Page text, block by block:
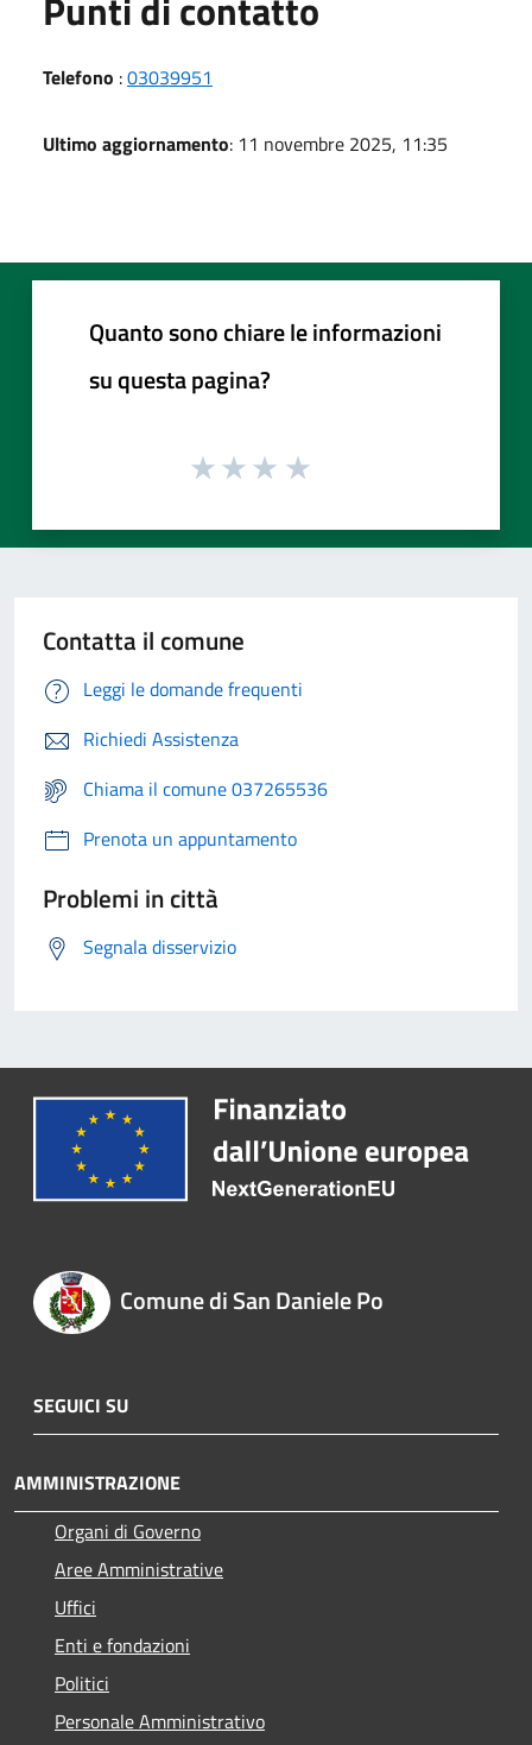
Telefono :03039951
Ultimo aggiornamento: 11 novembre 2025, 11:35
Quanto sono chiare le informazioni
su questa pagina?
Contatta il comune
Leggi le domande frequenti
Richiedi Assistenza
Chiama il comune 037265536
Prenota un appuntamento
Problemi in città
Segnala disservizio
Comune di San Daniele Po
SEGUICI SU
AMMINISTRAZIONE
Organi di Governo
Aree Amministrative
Uffici
Enti e fondazioni
Politici
Personale Amministrativo